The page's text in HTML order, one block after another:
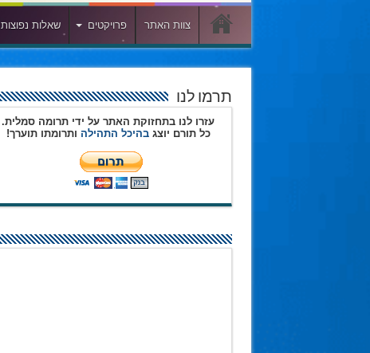
צוות האתר פרויקטים שאלות נפוצות
תרמו לנו
עזרו לנו בתחזוקת האתר על ידי תרומה סמלית.
כל תורם יוצגבהיכל התהילה ותרומתו תוערך!